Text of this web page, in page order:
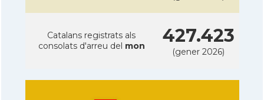
Catalans registrats als
consolats d'arreu del mon 427.423
(gener 2026)